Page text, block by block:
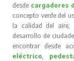
desde cargadores
concepto verde del
la calidad del aire,
desarrollo de
encontrar desde
eléctrico,